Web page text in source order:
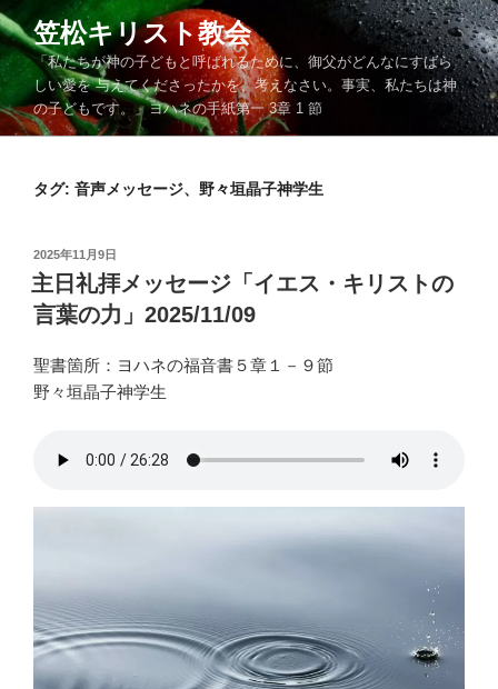
コ
ン
テ
ン
ツ
笠松キリスト教会
「私たちが神の子どもと呼ばれるために、御父がどんなにすばら
しい愛を 与えてくださったかを、考えなさい。事実、私たちは神
の子どもです。」ヨハネの手紙第一 3章 1 節
タグ: 音声メッセージ、野々垣晶子神学生
投
稿
日:
2025年11月9日
主日礼拝メッセージ「イエス・キリストの
言葉の力」2025/11/09
聖書箇所：ヨハネの福音書５章１－９節
野々垣晶子神学生